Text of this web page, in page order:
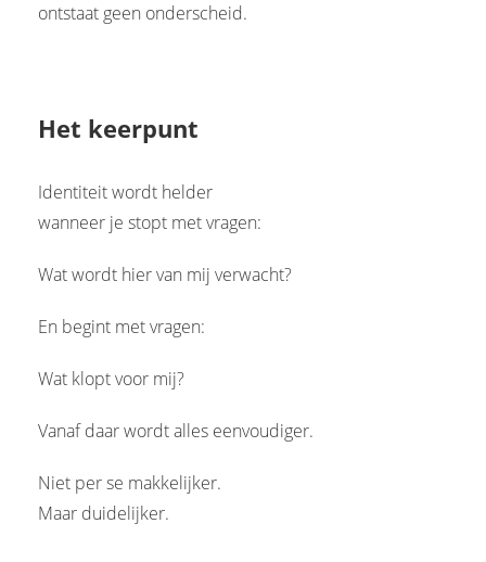
ontstaat geen onderscheid.
Het keerpunt
Identiteit wordt helder
wanneer je stopt met vragen:
Wat wordt hier van mij verwacht?
En begint met vragen:
Wat klopt voor mij?
Vanaf daar wordt alles eenvoudiger.
Niet per se makkelijker.
Maar duidelijker.